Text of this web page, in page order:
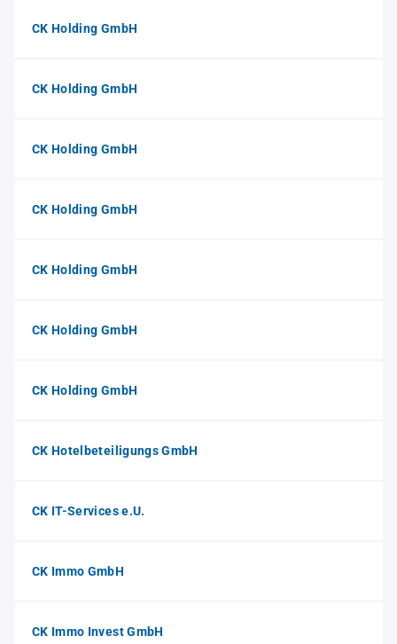
CK Holding GmbH
CK Holding GmbH
CK Holding GmbH
CK Holding GmbH
CK Holding GmbH
CK Holding GmbH
CK Holding GmbH
CK Hotelbeteiligungs GmbH
CK IT-Services e.U.
CK Immo GmbH
CK Immo Invest GmbH